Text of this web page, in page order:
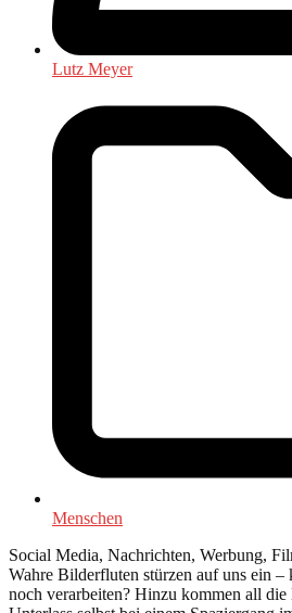
Lutz Meyer
Menschen
Social Media, Nachrichten, Werbung,
Wahre Bilderfluten stürzen auf uns ein –
noch verarbeiten? Hinzu kommen all